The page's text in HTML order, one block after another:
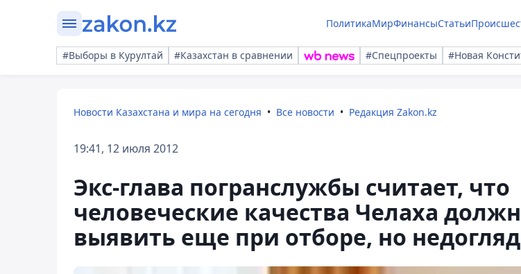
ПолитикаМирФинансыСтатьи
#Выборы в Курултай #Казахстан в сравнении #Спецпроекты #Новая
Новости Казахстана и мира на сегодня Все новости Редакция Zakon.kz
19:41, 12 июля 2012
Экс-глава погранслужбы считает, что
человеческие качества Челаха
выявить еще при отборе, но